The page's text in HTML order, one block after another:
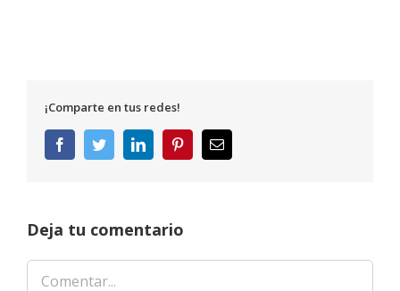
¡Comparte en tus redes!
FacebookTwitterLinkedInPinterestCorreo
electrónico
Deja tu comentario
Comentar